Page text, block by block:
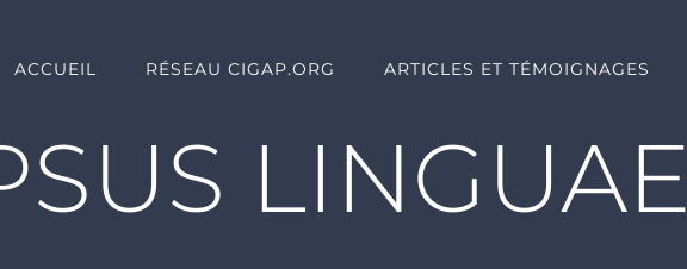
ACCUEIL RÉSEAU CIGAP.ORG ARTICLES ET TÉMOIGNAGES
LINGUAE